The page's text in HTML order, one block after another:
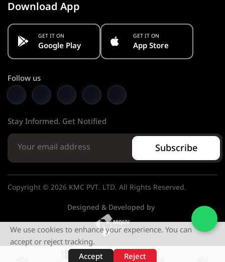
Download App
GET IT ON
Google Play
GET IT ON
App Store
Follow us
Stay Informed. Get Notified
Subscribe
Copyright © 2026 KMC PVT. LTD. All Rights Reserved.
Designed & Developed by
We use cookies to enhance your experience. You can
accept or reject tracking.
Accept
Reject